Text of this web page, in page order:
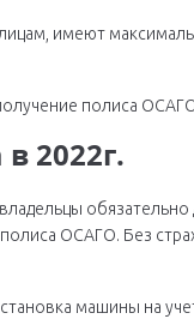
имеют
полиса
2022г.
ОСАГО. Без
машины на